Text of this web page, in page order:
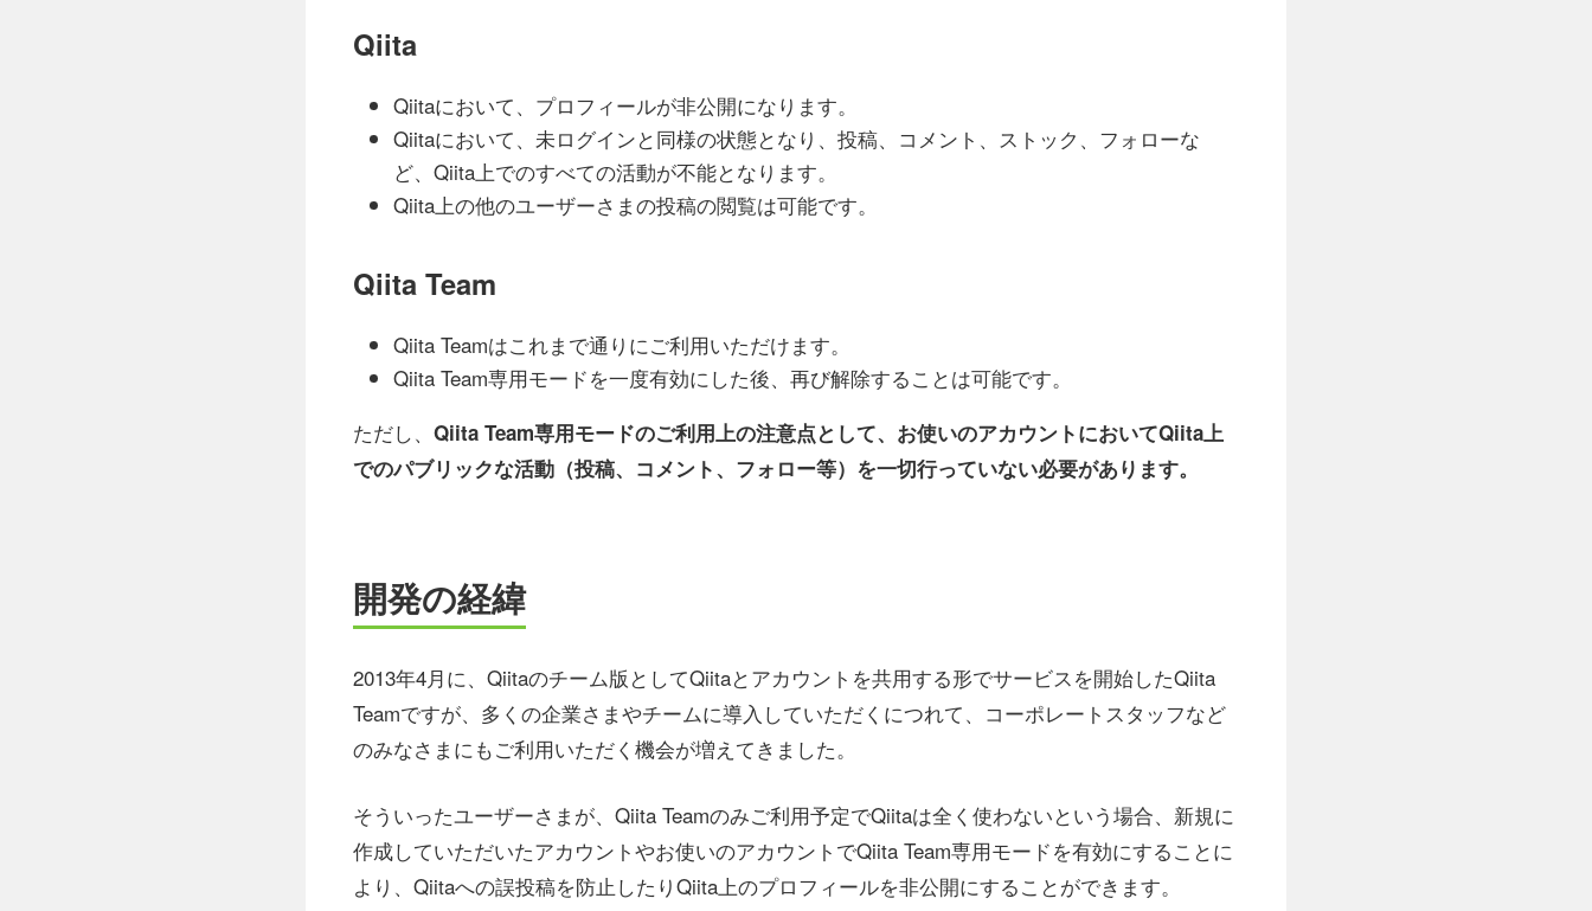
Qiita
Qiitaにおいて、プロフィールが非公開になります。
Qiitaにおいて、未ログインと同様の状態となり、投稿、コメント、ストック、フォローな
ど、Qiita上でのすべての活動が不能となります。
Qiita上の他のユーザーさまの投稿の閲覧は可能です。
Qiita Team
Qiita Teamはこれまで通りにご利用いただけます。
Qiita Team専用モードを一度有効にした後、再び解除することは可能です。
ただし、 Qiita Team専用モードのご利用上の注意点として、お使いのアカウントにおいてQiita上
でのパブリックな活動（投稿、コメント、フォロー等）を一切行っていない必要があります。
開発の経緯
2013年4月に、Qiitaのチーム版としてQiitaとアカウントを共用する形でサービスを開始したQiita
Teamですが、多くの企業さまやチームに導入していただくにつれて、コーポレートスタッフなど
のみなさまにもご利用いただく機会が増えてきました。
そういったユーザーさまが、Qiita Teamのみご利用予定でQiitaは全く使わないという場合、新規に
作成していただいたアカウントやお使いのアカウントでQiita Team専用モードを有効にすることに
より、Qiitaへの誤投稿を防止したりQiita上のプロフィールを非公開にすることができます。